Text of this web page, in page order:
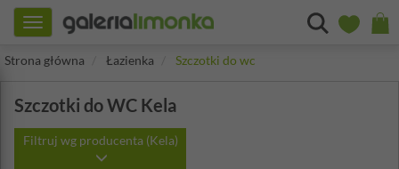
Toggle
navigation
Strona główna
Łazienka Szczotki do wc
Szczotki do WC Kela